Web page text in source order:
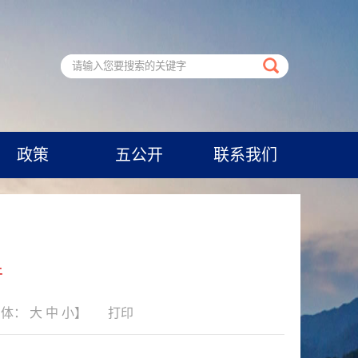
政策 五公开 联系我们
： 大 中 小】 打印